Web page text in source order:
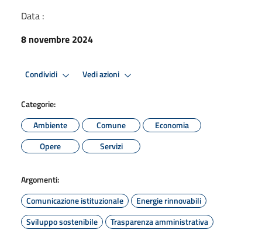
Data :
8 novembre 2024
Condividi Vedi azioni
Categorie:
Ambiente
Comune
Economia
Opere
Servizi
Argomenti:
Comunicazione istituzionale
Energie rinnovabili
Sviluppo sostenibile
Trasparenza amministrativa